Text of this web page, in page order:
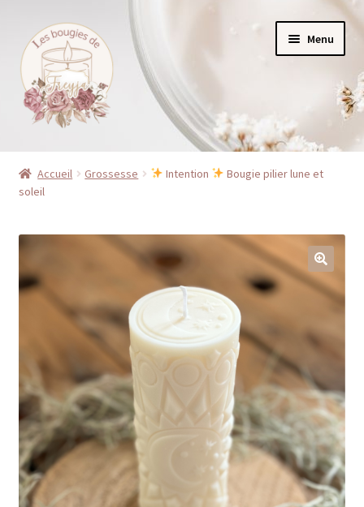
Aller
à
la
navigation
Aller
au
contenu
Menu
Boutique
Mon compte
Nous contacter
À propos
Accueil Grossesse Intention
Bougie pilier lune et
soleil